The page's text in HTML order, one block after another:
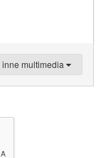
inne multimedia